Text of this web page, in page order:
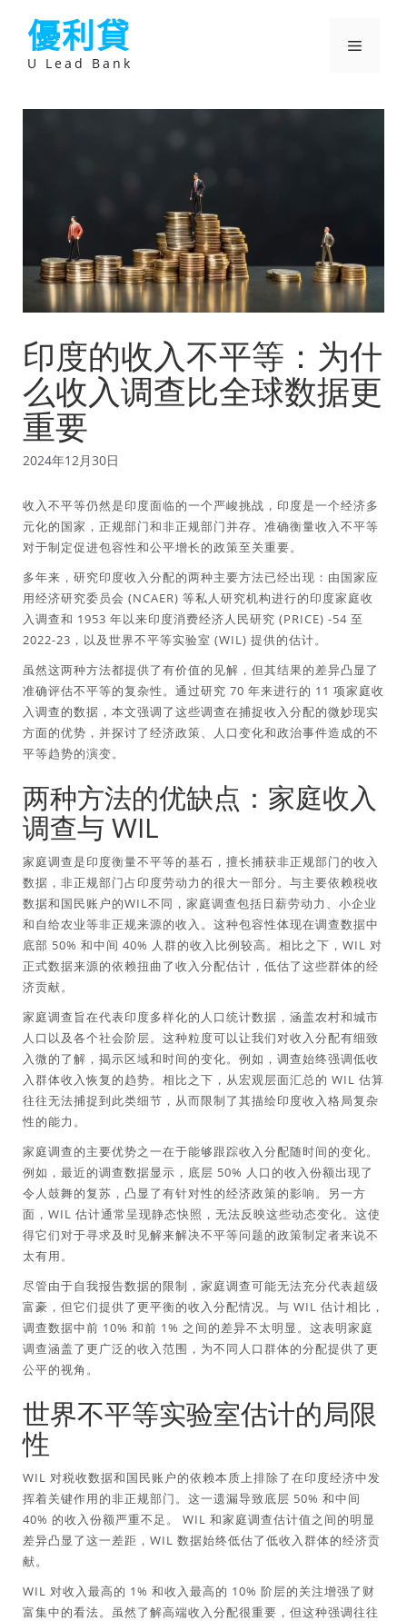
優利貸
U Lead Bank
選
印度的收入不平等：为什
么收入调查比全球数据更
重要
2024年12月30日
收入不平等仍然是印度面临的一个严峻挑战，印度是一个经济多
元化的国家，正规部门和非正规部门并存。准确衡量收入不平等
对于制定促进包容性和公平增长的政策至关重要。
多年来，研究印度收入分配的两种主要方法已经出现：由国家应
用经济研究委员会 (NCAER) 等私人研究机构进行的印度家庭收
入调查和 1953 年以来印度消费经济人民研究 (PRICE) -54 至
2022-23，以及世界不平等实验室 (WIL) 提供的估计。
虽然这两种方法都提供了有价值的见解，但其结果的差异凸显了
准确评估不平等的复杂性。通过研究 70 年来进行的 11 项家庭收
入调查的数据，本文强调了这些调查在捕捉收入分配的微妙现实
方面的优势，并探讨了经济政策、人口变化和政治事件造成的不
平等趋势的演变。
两种方法的优缺点：家庭收入
调查与 WIL
家庭调查是印度衡量不平等的基石，擅长捕获非正规部门的收入
数据，非正规部门占印度劳动力的很大一部分。与主要依赖税收
数据和国民账户的WIL不同，家庭调查包括日薪劳动力、小企业
和自给农业等非正规来源的收入。这种包容性体现在调查数据中
底部 50% 和中间 40% 人群的收入比例较高。相比之下，WIL 对
正式数据来源的依赖扭曲了收入分配估计，低估了这些群体的经
济贡献。
家庭调查旨在代表印度多样化的人口统计数据，涵盖农村和城市
人口以及各个社会阶层。这种粒度可以让我们对收入分配有细致
入微的了解，揭示区域和时间的变化。例如，调查始终强调低收
入群体收入恢复的趋势。相比之下，从宏观层面汇总的 WIL 估算
往往无法捕捉到此类细节，从而限制了其描绘印度收入格局复杂
性的能力。
家庭调查的主要优势之一在于能够跟踪收入分配随时间的变化。
例如，最近的调查数据显示，底层 50% 人口的收入份额出现了
令人鼓舞的复苏，凸显了有针对性的经济政策的影响。另一方
面，WIL 估计通常呈现静态快照，无法反映这些动态变化。这使
得它们对于寻求及时见解来解决不平等问题的政策制定者来说不
太有用。
尽管由于自我报告数据的限制，家庭调查可能无法充分代表超级
富豪，但它们提供了更平衡的收入分配情况。与 WIL 估计相比，
调查数据中前 10% 和前 1% 之间的差异不太明显。这表明家庭
调查涵盖了更广泛的收入范围，为不同人口群体的分配提供了更
公平的视角。
世界不平等实验室估计的局限
性
WIL 对税收数据和国民账户的依赖本质上排除了在印度经济中发
挥着关键作用的非正规部门。这一遗漏导致底层 50% 和中间
40% 的收入份额严重不足。 WIL 和家庭调查估计值之间的明显
差异凸显了这一差距，WIL 数据始终低估了低收入群体的经济贡
献。
WIL 对收入最高的 1% 和收入最高的 10% 阶层的关注增强了财
富集中的看法。虽然了解高端收入分配很重要，但这种强调往往